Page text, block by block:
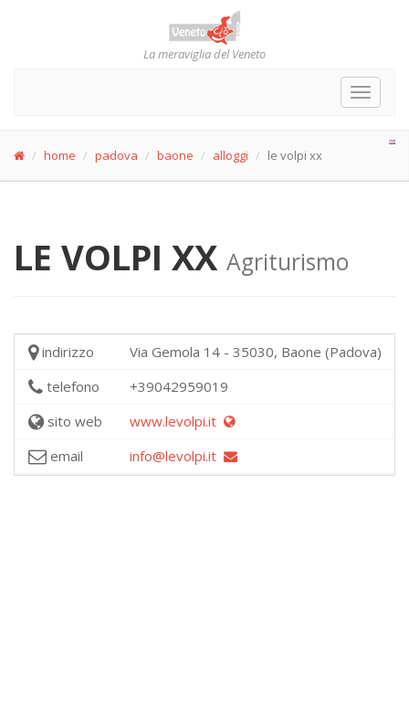
La meraviglia del Veneto
Toggle
home padova baone alloggi le volpi xx
LE VOLPI XX Agriturismo
indirizzo
Via Gemola 14 - 35030, Baone (Padova)
telefono
+39042959019
sito web
www.levolpi.it
email
info@levolpi.it